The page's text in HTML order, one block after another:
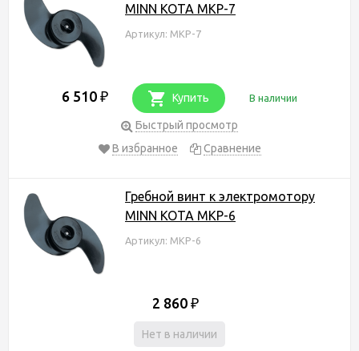
MINN KOTA MKP-7
Артикул: MKP-7
6 510 ₽ Купить В наличии
Быстрый просмотр
В избранное
Сравнение
Гребной винт к электромотору
MINN KOTA MKP-6
Артикул: MKP-6
2 860 ₽
Нет в наличии